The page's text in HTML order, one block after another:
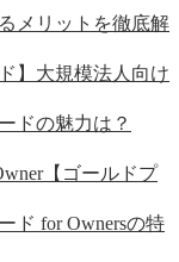
メリットを徹底解
】大規模法人向け
ドの魅力は？
【ゴールドプ
ド for Ownersの特